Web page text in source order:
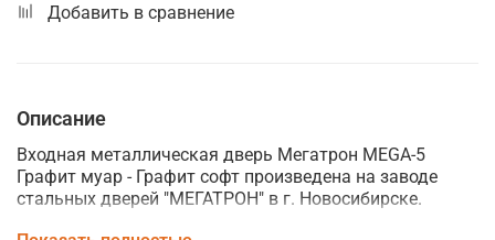
Добавить в сравнение
Описание
Входная металлическая дверь Мегатрон MEGA-5
Графит муар - Графит софт произведена на заводе
стальных дверей "МЕГАТРОН" в г. Новосибирске.